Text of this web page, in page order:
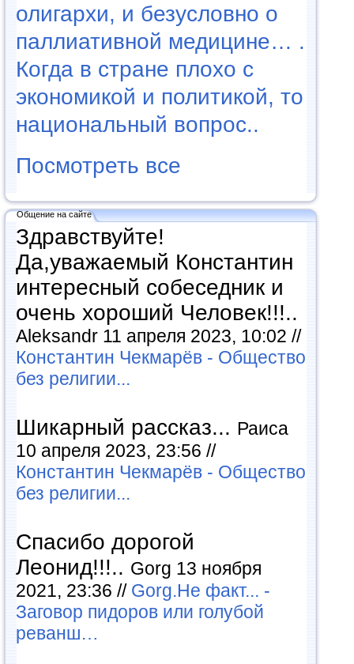
олигархи, и безусловно о
паллиативной медицине… .
Когда в стране плохо с
экономикой и политикой, то
национальный вопрос..
Посмотреть все
Общение на сайте
Здравствуйте!
Да,уважаемый Константин
интересный собеседник и
очень хороший Человек!!!..
Aleksandr 11 апреля 2023, 10:02 //
Константин Чекмарёв - Общество
без религии...
Шикарный рассказ... Раиса
10 апреля 2023, 23:56 //
Константин Чекмарёв - Общество
без религии...
Спасибо дорогой
Леонид!!!.. Gorg 13 ноября
2021, 23:36 // Gorg.Не факт... -
Заговор пидоров или голубой
реванш…